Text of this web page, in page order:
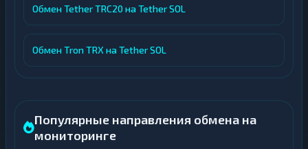
Обмен Tether TRC20 на Tether SOL
Обмен Tron TRX на Tether SOL
Популярные направления обмена на
мониторинге